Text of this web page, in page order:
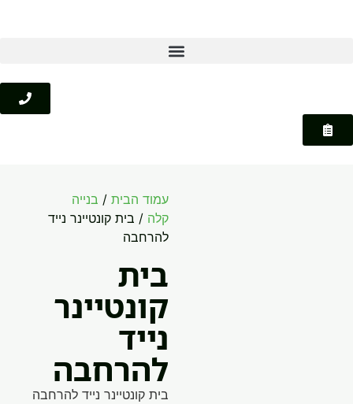
עמוד הבית / בנייה
קלה / בית קונטיינר נייד
להרחבה
בית
קונטיינר
נייד
להרחבה
בית קונטיינר נייד להרחבה